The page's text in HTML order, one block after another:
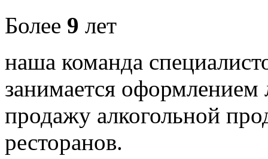
Более 9 лет
наша команда
занимается
продажу алкогольной
ресторанов.